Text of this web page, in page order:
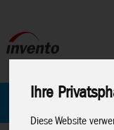
Ihre
Diese Website
Home